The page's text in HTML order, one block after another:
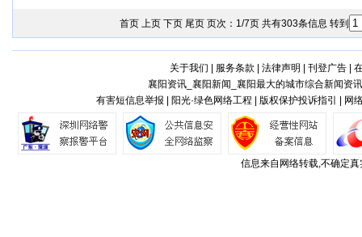
首页 上页 下页 尾页 页次：1/7页 共有303条信息 转到
关于我们 服务条款 法律声明 刊登广告|
襄阳资讯_襄阳新闻_襄阳最大的城市综合新闻资
有害短信息举报 | 阳光·绿色网络工程 | 版权保护投诉指引 |
信息来自网络转载,不确定